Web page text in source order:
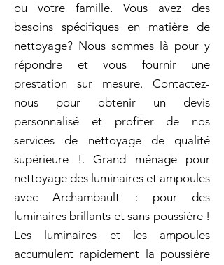
ou votre famille. Vous avez des
besoins spécifiques en matière de
nettoyage? Nous sommes là pour y
répondre et vous fournir une
prestation sur mesure. Contactez-
nous pour obtenir un devis
personnalisé et profiter de nos
services de nettoyage de qualité
supérieure !. Grand ménage pour
nettoyage des luminaires et ampoules
avec Archambault : pour des
luminaires brillants et sans poussière !
Les luminaires et les ampoules
accumulent rapidement la poussière